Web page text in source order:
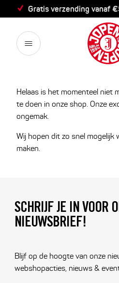
Gratis verzending vanaf
Helaas is het momenteel niet
te doen in onze shop. Onze
ongemak.
Wij hopen dit zo snel mogelijk
maken.
SCHRIJF JE IN VOOR
NIEUWSBRIEF!
Blijf op de hoogte van onze
webshopacties, nieuws &